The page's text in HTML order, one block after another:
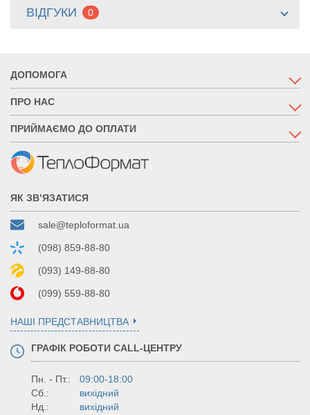
ВІДГУКИ 0
ДОПОМОГА
ПРО НАС
ПРИЙМАЄМО ДО ОПЛАТИ
ЯК ЗВ’ЯЗАТИСЯ
sale@teploformat.ua
(098) 859-88-80
(093) 149-88-80
(099) 559-88-80
НАШІ ПРЕДСТАВНИЦТВА
ГРАФІК РОБОТИ CALL-ЦЕНТРУ
Пн. - Пт.:
09:00-18:00
Сб.:
вихідний
Нд.:
вихідний